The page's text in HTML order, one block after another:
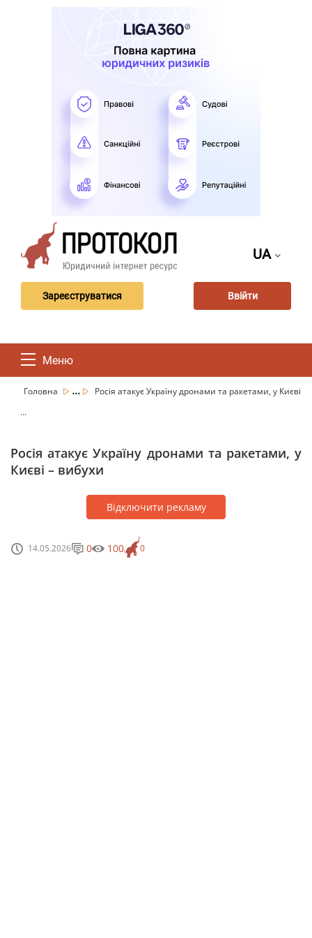
UA
Зареєструватися Ввійти
Меню
Головна ...
Росія атакує Україну дронами та ракетами, у Києві
...
Росія атакує Україну дронами та ракетами, у
Києві – вибухи
Відключити рекламу
14.05.2026 0
0 100